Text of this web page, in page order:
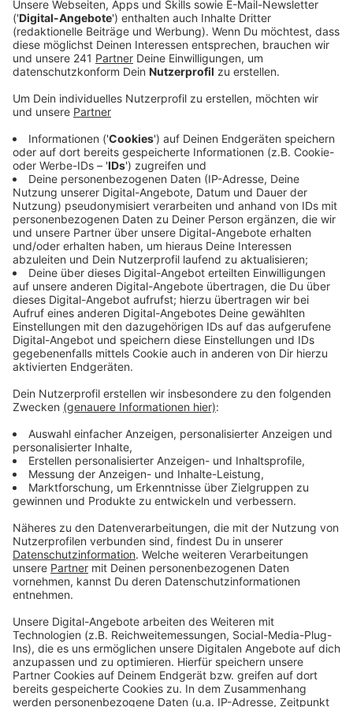
Anzeige
Die Stadtverwaltung bleibt am Brückentag am Freitag
(04.10.2024) geschlossen – zusammen mit allen
städtischen Dienststätten. Betroffen sind damit unter
anderem das Bürgerbüro, aber auch die städtischen
Kitas.
Anzeige
Das hat trotzdem geöffnet
Anzeige
Andere städtische Einrichtungen sind am 04.10.2024
trotzdem geöffnet. Dazu zählen das Schwimmbad
Wiembachtal, die Hauptstelle der Stadtbibliothek
sowie das Haus der Jugend in Opladen.
Anzeige
Weitere Meldungen aus Leverkusen
Anzeige
Arabischer Konzern soll Leverkusener Covestro
übernehmen
DKMS-Aktion für siebenjährigen Josef aus Leverkusen
Ideen für euren Feiertag
Anzeige